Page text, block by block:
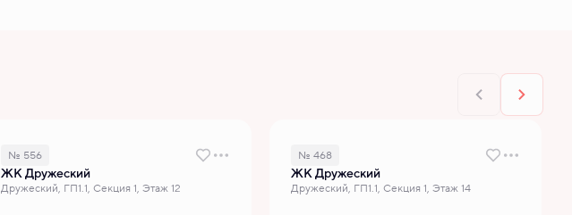
№ 556
ЖК Дружеский
Дружеский, ГП1.1, Секция 1, Этаж 12
№ 468
ЖК Дружеский
Дружеский, ГП1.1, Секция 1, Этаж 14